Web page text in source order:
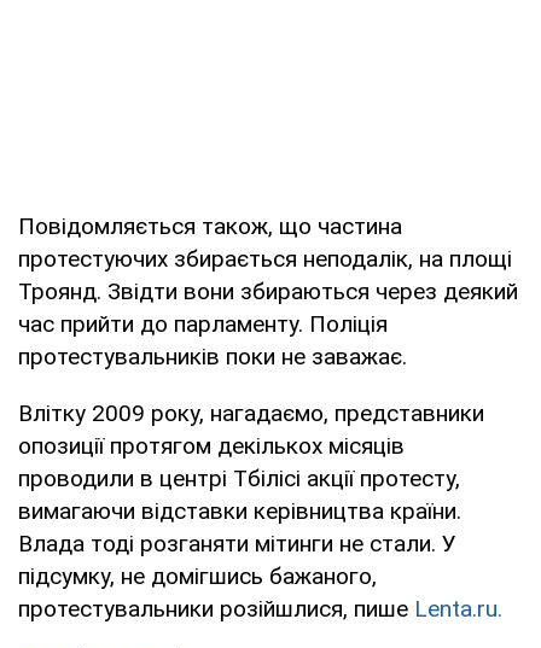
Повідомляється також, що частина
протестуючих збирається неподалік, на площі
Троянд. Звідти вони збираються через деякий
час прийти до парламенту. Поліція
протестувальників поки не заважає.
Влітку 2009 року, нагадаємо, представники
опозиції протягом декількох місяців
проводили в центрі Тбілісі акції протесту,
вимагаючи відставки керівництва країни.
Влада тоді розганяти мітинги не стали. У
підсумку, не домігшись бажаного,
протестувальники розійшлися, пише Lenta.ru.